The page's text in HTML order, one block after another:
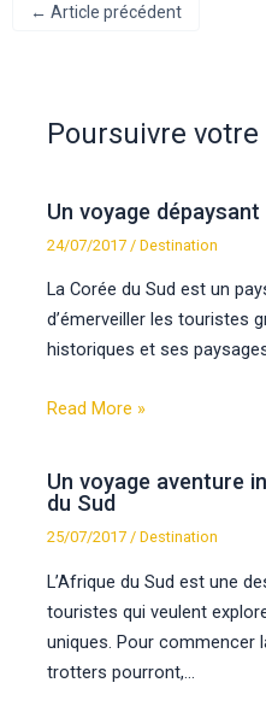
← Article précédent
Poursuivre
Un voyage
24/07/2017 /Destination
La Corée du Sud est un
d’émerveiller les touristes
historiques et ses
Read More »
Un voyage aventure
du Sud
25/07/2017/Destination
L’Afrique du Sud est une
touristes qui veulent
uniques. Pour commencer
trotters pourront,…